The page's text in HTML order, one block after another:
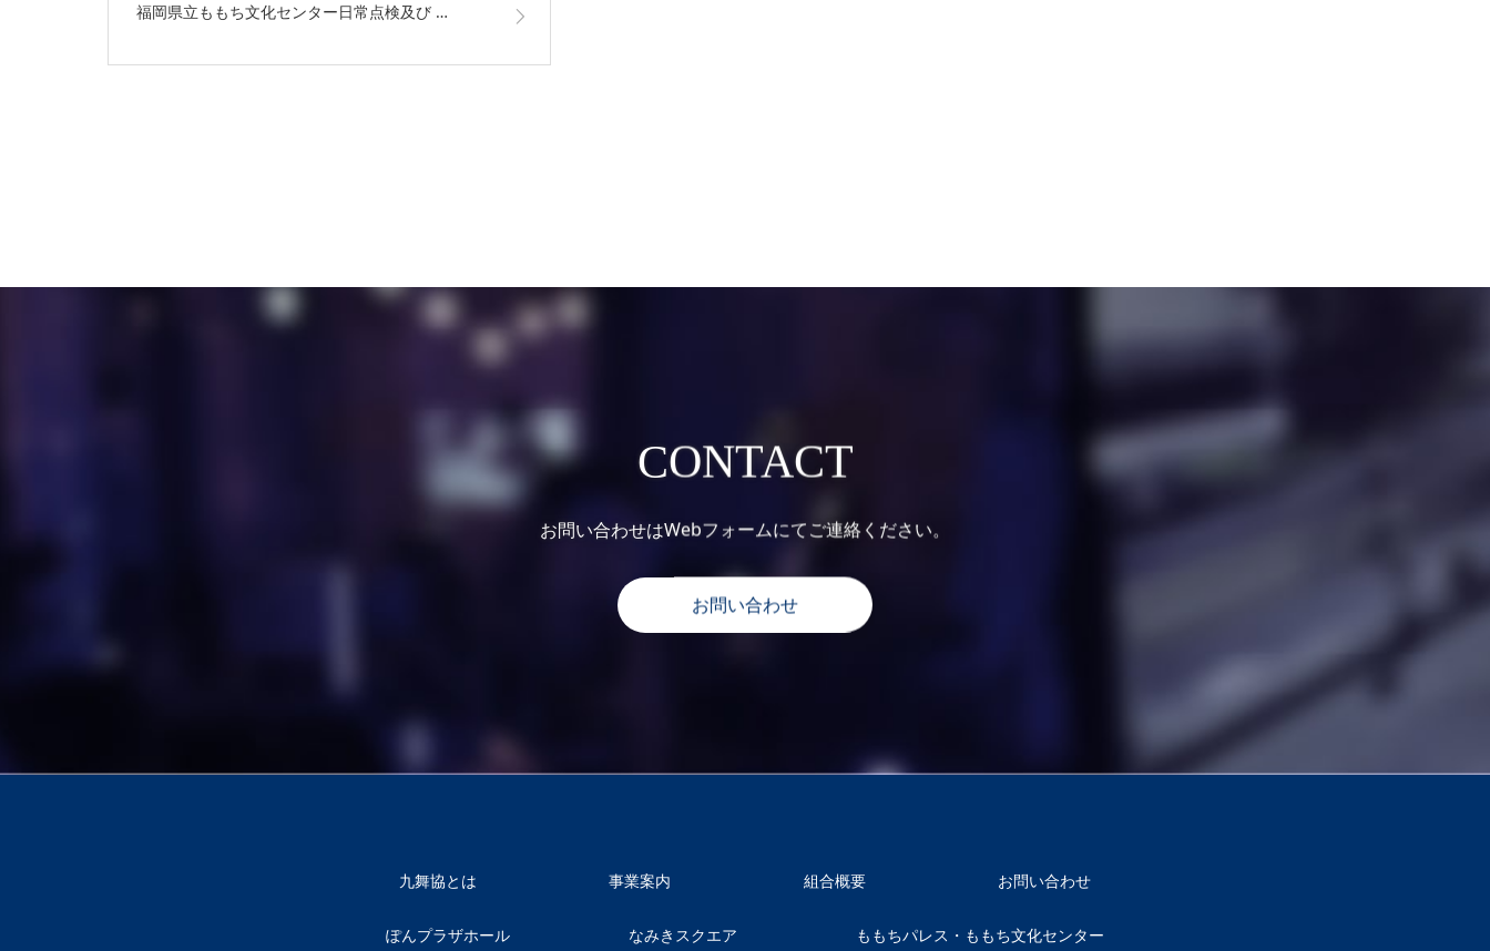
福岡県立ももち文化センター日常点検及び …
CONTACT
お問い合わせはWebフォームにてご連絡ください。
お問い合わせ
九舞協とは 事業案内 組合概要 お問い合わせ
ぽんプラザホール なみきスクエア ももちパレス・ももち文化センター